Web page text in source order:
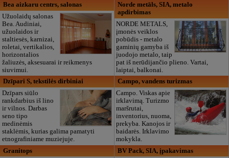
Bea aizkaru centrs, salonas
Užuolaidų salonas
Bea. Audiniai,
užuolaidos ir
staltiesės, karnizai,
roletai, vertikalios,
horizontalios
žaliuzės, aksesuarai ir reikmenys
siuvimui.
Norde metāls, SIA, metalo
apdirbimas
NORDE METALS,
įmonės veiklos
pobūdis - metalo
gaminių gamyba iš
juodojo metalo, taip
pat iš nerūdijančio plieno. Vartai,
laiptai, balkonai.
Dzīpari S, tekstilės dirbiniai
Dzīpars siūlo
rankdarbius iš lino
ir vilnos. Darbas
seno tipo
medinėmis
staklėmis, kurias galima pamatyti
etnografiniame muziejuje.
Campo, vandens turizmas
Campo. Viskas apie
irklavimą. Turizmo
maršrutai,
inventorius, nuoma,
prekyba. Kanojos ir
baidarės. Irklavimo
mokykla.
Granitops
BV Pack, SIA, įpakavimas